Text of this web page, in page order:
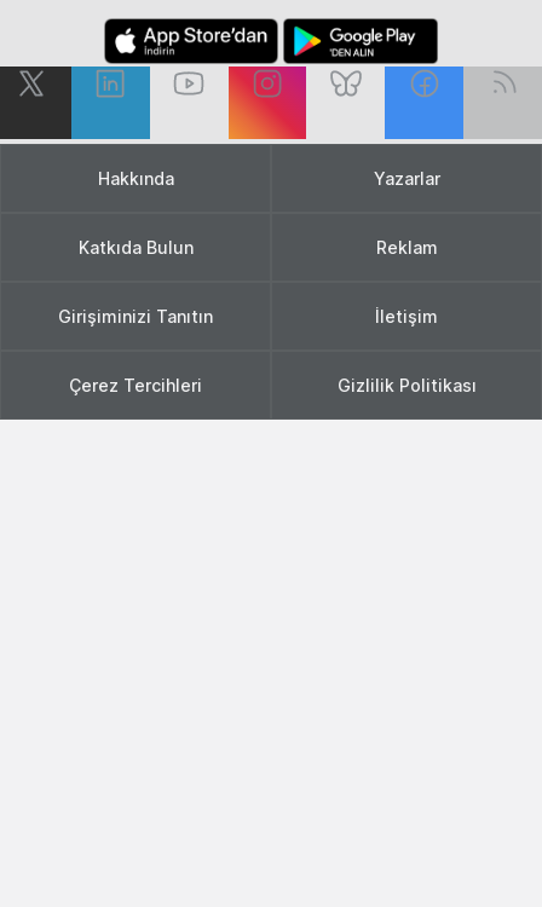
Hakkında Yazarlar
Katkıda Bulun Reklam
Girişiminizi Tanıtın İletişim
Çerez Tercihleri Gizlilik Politikası